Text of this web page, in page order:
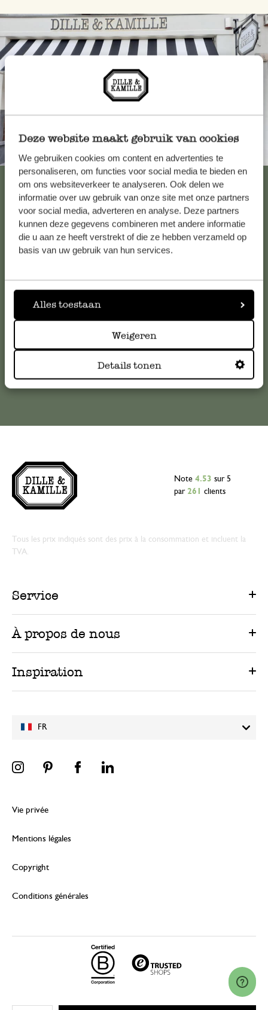
Deze website maakt gebruik van cookies
We gebruiken cookies om content en advertenties te
personaliseren, om functies voor social media te bieden en
om ons websiteverkeer te analyseren. Ook delen we
informatie over uw gebruik van onze site met onze partners
voor social media, adverteren en analyse. Deze partners
kunnen deze gegevens combineren met andere informatie
die u aan ze heeft verstrekt of die ze hebben verzameld op
basis van uw gebruik van hun services.
Alles toestaan
Weigeren
Details tonen
Toujours à proximité
Voir les 62 magasins
Service clientèle
nos réponses auxquestions les plus fréquemment posées.
FR
Note 4.53 sur 5
par 261 clients
Tous les prix indiqués sont des prix à la consommation et incluent la
TVA.
Service
À propos de nous
Inspiration
Vie privée
Mentions légales
Copyright
Conditions générales
© 2026 Dille & Kamille (Nederland) B.V.